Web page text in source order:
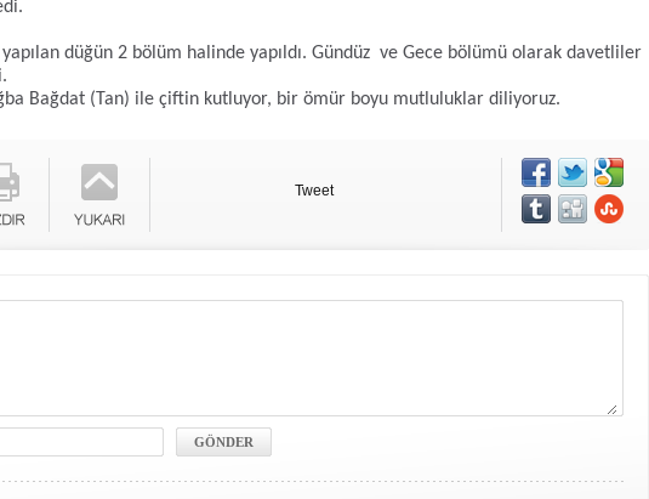
düğün 2 bölüm halinde yapıldı. Gündüz ve Gece bölümü olarak davetliler
Bağdat (Tan) ile çiftin kutluyor, bir ömür boyu mutluluklar diliyoruz.
Tweet